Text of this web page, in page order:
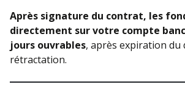
Après signature du contrat, les
directement sur votre compte
jours ouvrables, après expiration du
rétractation.